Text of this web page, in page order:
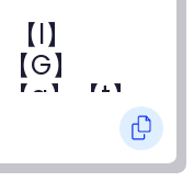
l】
G】
a】【t】